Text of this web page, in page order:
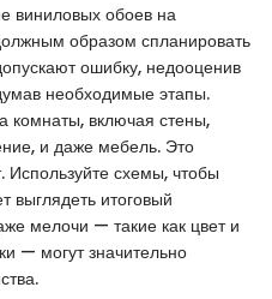
виниловых обоев на
образом спланировать
ошибку, недооценив
необходимые этапы.
комнаты, включая стены,
и даже мебель. Это
Используйте схемы, чтобы
выглядеть итоговый
мелочи — такие как цвет и
— могут значительно